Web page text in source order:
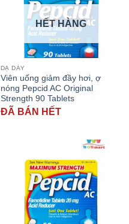
HẾT HÀNG
DẠ DÀY
Viên uống giảm đầy hơi, ợ
nóng Pepcid AC Original
Strength 90 Tablets
ĐÃ BÁN HẾT